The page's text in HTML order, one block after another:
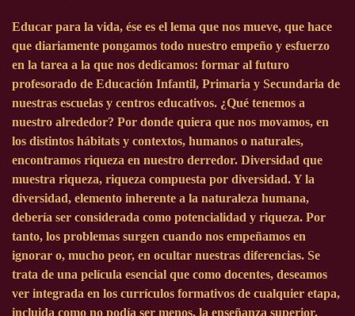
Educar para la vida, ése es el lema que nos mueve, que hace
que diariamente pongamos todo nuestro empeño y esfuerzo
en la tarea a la que nos dedicamos: formar al futuro
profesorado de Educación Infantil, Primaria y Secundaria de
nuestras escuelas y centros educativos. ¿Qué tenemos a
nuestro alrededor? Por donde quiera que nos movamos, en
los distintos hábitats y contextos, humanos o naturales,
encontramos riqueza en nuestro derredor. Diversidad que
muestra riqueza, riqueza compuesta por diversidad. Y la
diversidad, elemento inherente a la naturaleza humana,
debería ser considerada como potencialidad y riqueza. Por
tanto, los problemas surgen cuando nos empeñamos en
ignorar o, mucho peor, en ocultar nuestras diferencias. Se
trata de una película esencial que como docentes, deseamos
ver integrada en los currículos formativos de cualquier etapa,
incluida como no podía ser menos, la enseñanza superior.